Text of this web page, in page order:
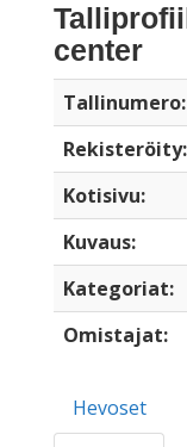
center
Tallinumero:
Rekisteröity:
Kotisivu:
Kuvaus:
Kategoriat:
Omistajat:
Hevoset